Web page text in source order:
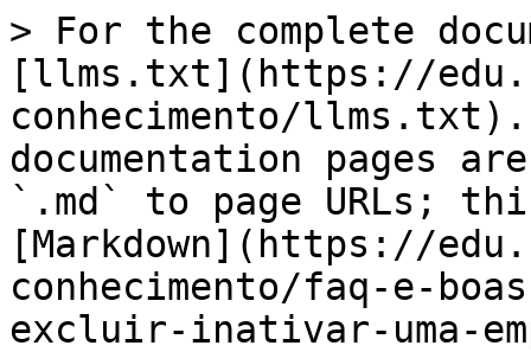
> For the complete
[llms.txt](https://
conhecimento/
documentation pages
`.md` to page URLs;
[Markdown](https://
conhecimento/faq-e-
excluir-inativar-uma-